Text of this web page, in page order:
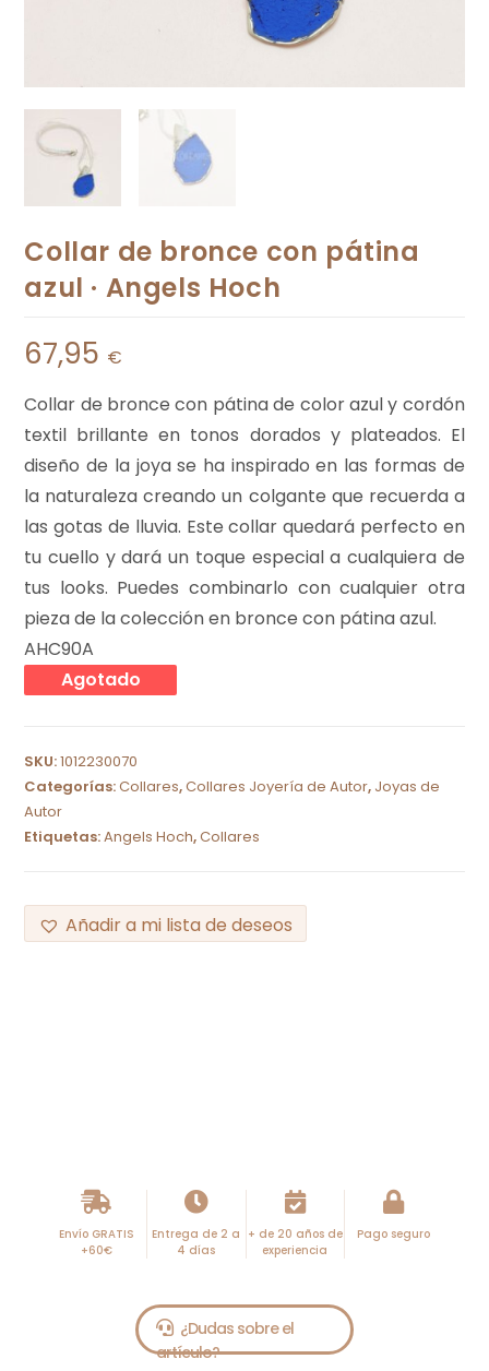
Collar de bronce con pátina
azul · Angels Hoch
67,95 €
Collar de bronce con pátina de color azul y cordón
textil brillante en tonos dorados y plateados. El
diseño de la joya se ha inspirado en las formas de
la naturaleza creando un colgante que recuerda a
las gotas de lluvia. Este collar quedará perfecto en
tu cuello y dará un toque especial a cualquiera de
tus looks. Puedes combinarlo con cualquier otra
pieza de la colección en bronce con pátina azul.
AHC90A
Agotado
SKU:1012230070
Categorías:Collares,Collares Joyería de Autor, Joyas de
Autor
Etiquetas:Angels Hoch,Collares
Añadir a mi lista de deseos
Envío GRATIS
+60€
Entrega de 2 a
4 días
+ de 20 años de
experiencia
Pago seguro